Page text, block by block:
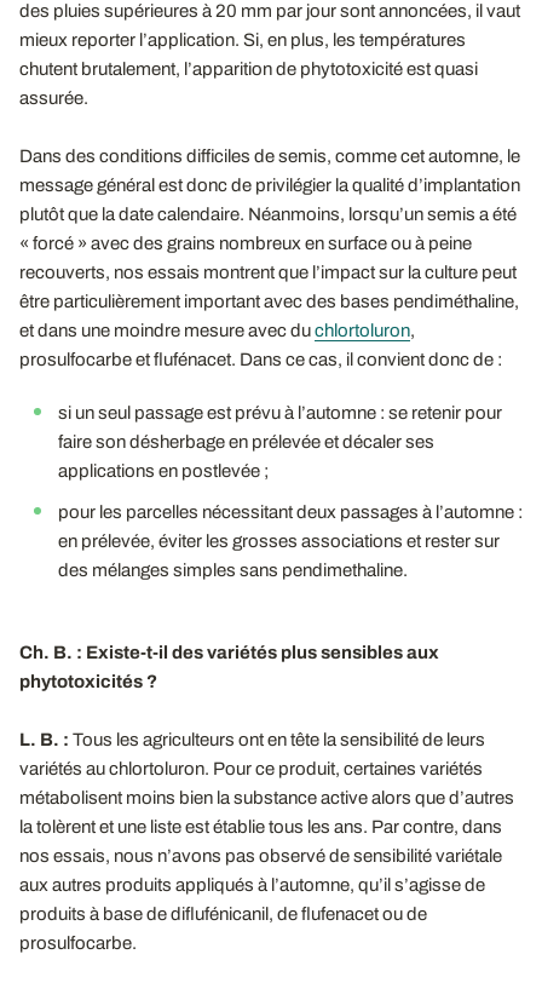
des pluies supérieures à 20 mm par jour sont annoncées, il vaut
mieux reporter l’application. Si, en plus, les températures
chutent brutalement, l’apparition de phytotoxicité est quasi
assurée.
Dans des conditions difficiles de semis, comme cet automne, le
message général est donc de privilégier la qualité d’implantation
plutôt que la date calendaire. Néanmoins, lorsqu’un semis a été
« forcé » avec des grains nombreux en surface ou à peine
recouverts, nos essais montrent que l’impact sur la culture peut
être particulièrement important avec des bases pendiméthaline,
et dans une moindre mesure avec duchlortoluron,
prosulfocarbe et flufénacet. Dans ce cas, il convient donc de :
si un seul passage est prévu à l’automne : se retenir pour
faire son désherbage en prélevée et décaler ses
applications en postlevée ;
pour les parcelles nécessitant deux passages à l’automne :
en prélevée, éviter les grosses associations et rester sur
des mélanges simples sans pendimethaline.
Ch. B. : Existe-t-il des variétés plus sensibles aux
phytotoxicités ?
L. B. : Tous les agriculteurs ont en tête la sensibilité de leurs
variétés au chlortoluron. Pour ce produit, certaines variétés
métabolisent moins bien la substance active alors que d’autres
la tolèrent et une liste est établie tous les ans. Par contre, dans
nos essais, nous n’avons pas observé de sensibilité variétale
aux autres produits appliqués à l’automne, qu’il s’agisse de
produits à base de diflufénicanil, de flufenacet ou de
prosulfocarbe.